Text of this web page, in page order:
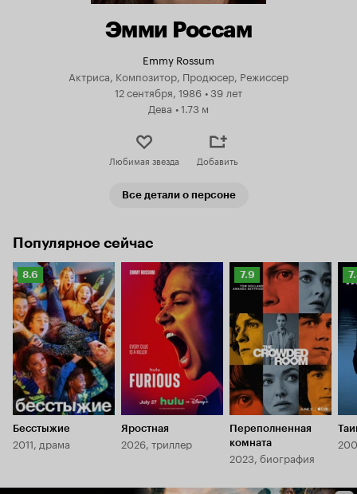
Эмми Россам
Emmy Rossum
Актриса, Композитор, Продюсер, Режиссер
12 сентября, 1986 •39 лет
Дева •1.73 м
Любимая звезда Добавить
Все детали о персоне
Популярное сейчас
Рейтинг
Кинопоиска
8.6
8.6
Бесстыжие
2011, драма
Яростная
2026, триллер
Рейтинг
Кинопоиска
7.9
Переполненная
комната
2023, биография